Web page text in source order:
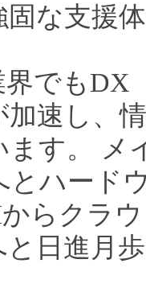
な支援
界でもDX
加速し、
ます。 メ
とハード
らクラ
日進月